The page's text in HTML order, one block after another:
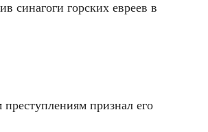
синагоги горских евреев в
признал его